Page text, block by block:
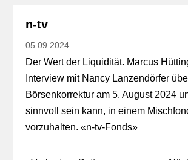
n-tv
05.09.2024
Der Wert der Liquidität. Marcus
Interview mit Nancy Lanzendörfer
Börsenkorrektur am 5. August 2024
sinnvoll sein kann, in einem
vorzuhalten. «n-tv-Fonds»